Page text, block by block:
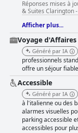
king-size, en
favorable, complétée
Bowmanville par IHG**
son excellent petit-
service exceptionnel de
et recommandé pour
Réponses mises à
& Suites Clarington
Afficher plus...
Voyage d'Affaires
Généré par IA
professionnels
offre un séjour
Accessible
Généré par IA
à l'italienne ou des
alarmes visuelles
parking accessible
accessibles pour